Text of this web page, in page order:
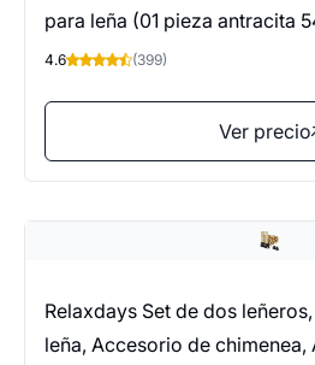
para leña (01 pieza antracita
4.6 (399)
Ver precio
Relaxdays Set de dos
leña, Accesorio de